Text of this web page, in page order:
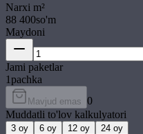
Narxi m²
88 400so'm
Maydoni
Jami paketlar
1pachka
Mavjud emas 0
Muddatli to'lov kalkulyatori
3 oy 6 oy 12 oy 24 oy